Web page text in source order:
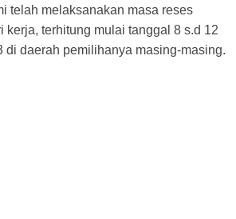
telah melaksanakan masa reses
kerja, terhitung mulai tanggal 8 s.d 12
di daerah pemilihanya masing-masing.